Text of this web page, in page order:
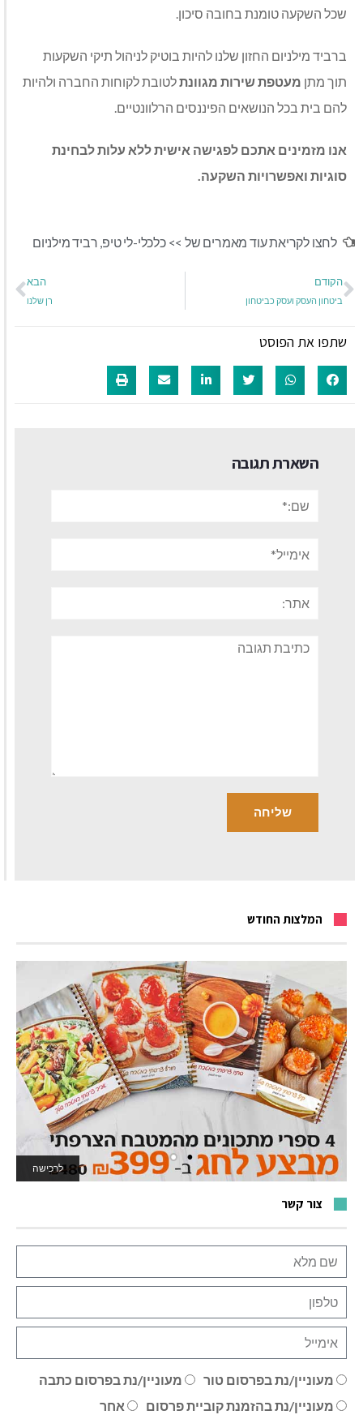
שכל השקעה טומנת בחובה סיכון.
ברביד מילניום החזון שלנו להיות בוטיק לניהול תיקי השקעות
תוך מתן מעטפת שירות מגוונתלטובת לקוחות החברה ולהיות
להם בית בכל הנושאים הפיננסים הרלוונטיים.
אנו מזמינים אתכם לפגישה אישית ללא עלות לבחינת
סוגיות ואפשרויות השקעה.
לחצו לקריאת עוד מאמרים של >> כלכלי-לי טיפ, רביד מילניום
הקודם
ביטחון העסק ועסק כביטחון
הבא
רן שלנו
שתפו את הפוסט
השארת תגובה
תגובה
המלצות החודש
לרכישה
לאתר המשחקים
צור קשר
מעוניין/נת בפרסום טור
מעוניין/נת בפרסום כתבה
מעוניין/נת בהזמנת קוביית פרסום
אחר